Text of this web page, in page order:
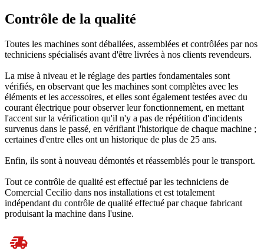
Contrôle de la qualité
Toutes les machines sont déballées, assemblées et contrôlées par nos
techniciens spécialisés avant d'être livrées à nos clients revendeurs.
La mise à niveau et le réglage des parties fondamentales sont
vérifiés, en observant que les machines sont complètes avec les
éléments et les accessoires, et elles sont également testées avec du
courant électrique pour observer leur fonctionnement, en mettant
l'accent sur la vérification qu'il n'y a pas de répétition d'incidents
survenus dans le passé, en vérifiant l'historique de chaque machine ;
certaines d'entre elles ont un historique de plus de 25 ans.
Enfin, ils sont à nouveau démontés et réassemblés pour le transport.
Tout ce contrôle de qualité est effectué par les techniciens de
Comercial Cecilio dans nos installations et est totalement
indépendant du contrôle de qualité effectué par chaque fabricant
produisant la machine dans l'usine.